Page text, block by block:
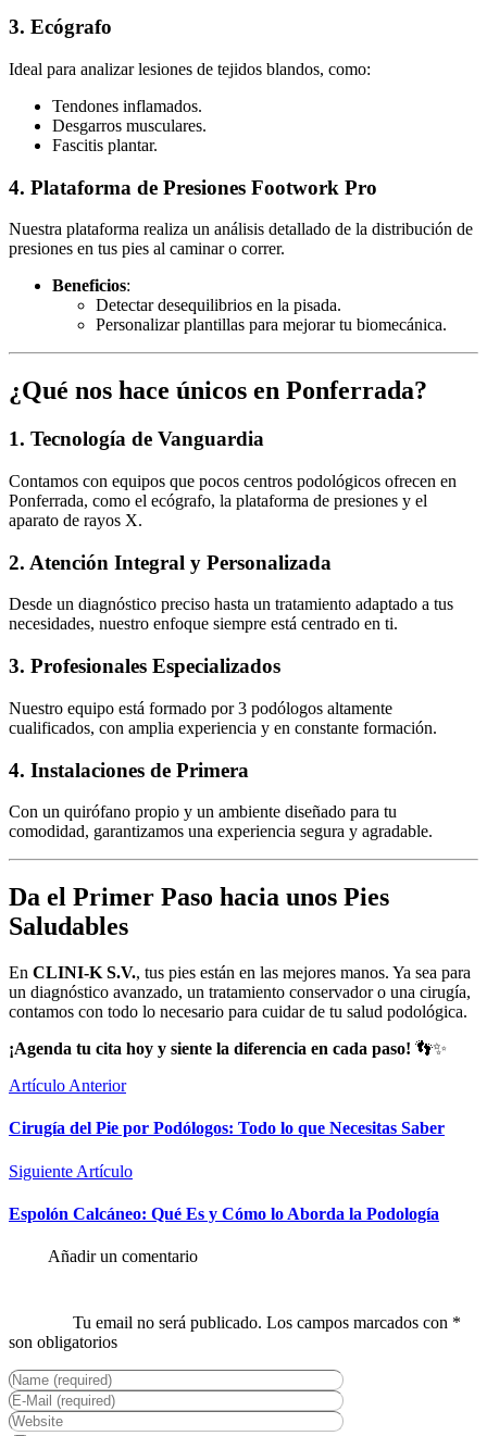
3. Ecógrafo
Ideal para analizar lesiones de tejidos blandos, como:
Tendones inflamados.
Desgarros musculares.
Fascitis plantar.
4. Plataforma de Presiones Footwork Pro
Nuestra plataforma realiza un análisis detallado de la distribución de
presiones en tus pies al caminar o correr.
Beneficios:
Detectar desequilibrios en la pisada.
Personalizar plantillas para mejorar tu biomecánica.
¿Qué nos hace únicos en Ponferrada?
1. Tecnología de Vanguardia
Contamos con equipos que pocos centros podológicos ofrecen en
Ponferrada, como el ecógrafo, la plataforma de presiones y el
aparato de rayos X.
2. Atención Integral y Personalizada
Desde un diagnóstico preciso hasta un tratamiento adaptado a tus
necesidades, nuestro enfoque siempre está centrado en ti.
3. Profesionales Especializados
Nuestro equipo está formado por 3 podólogos altamente
cualificados, con amplia experiencia y en constante formación.
4. Instalaciones de Primera
Con un quirófano propio y un ambiente diseñado para tu
comodidad, garantizamos una experiencia segura y agradable.
Da el Primer Paso hacia unos Pies
Saludables
En CLINI-K S.V., tus pies están en las mejores manos. Ya sea para
un diagnóstico avanzado, un tratamiento conservador o una cirugía,
contamos con todo lo necesario para cuidar de tu salud podológica.
¡Agenda tu cita hoy y siente la diferencia en cada paso! 👣✨
Artículo Anterior
Cirugía del Pie por Podólogos: Todo lo que Necesitas Saber
Siguiente Artículo
Espolón Calcáneo: Qué Es y Cómo lo Aborda la Podología